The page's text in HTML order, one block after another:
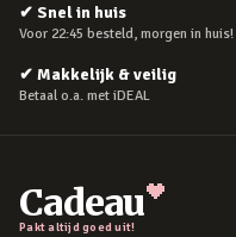
✔ Snel in huis
Voor 22:45 besteld, morgen in huis!
✔ Makkelijk & veilig
Betaal o.a. met iDEAL
Cadeau
Pakt altijd goed uit!